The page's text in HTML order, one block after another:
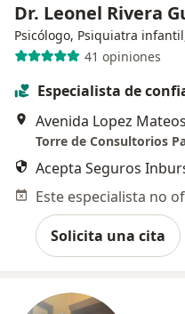
Dr. Leonel Rivera
Psicólogo, Psiquiatra
41 opiniones
Especialista de
Torre de Consultorios
Acepta Seguros
Solicita una cita